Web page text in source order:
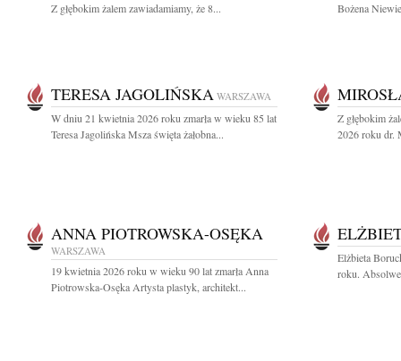
Z głębokim żalem zawiadamiamy, że 8...
Bożena
TERESA JAGOLIŃSKA WARSZAWA
W dniu 21 kwietnia 2026 roku zmarła w wieku 85 lat
Teresa Jagolińska Msza święta żałobna...
Z głębokim
2026 roku dr.
ANNA PIOTROWSKA-OSĘKA
WARSZAWA
19 kwietnia 2026 roku w wieku 90 lat zmarła Anna
Piotrowska-Osęka Artysta plastyk, architekt...
Elżbieta
roku.